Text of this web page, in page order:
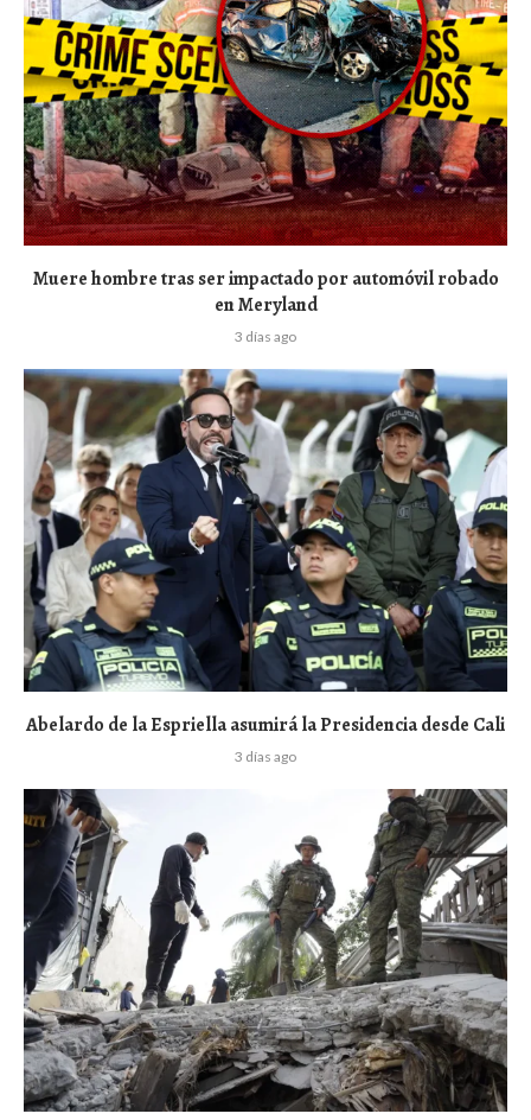
Muere hombre tras ser impactado por automóvil robado
en Meryland
3 días ago
Abelardo de la Espriella asumirá la Presidencia desde Cali
3 días ago